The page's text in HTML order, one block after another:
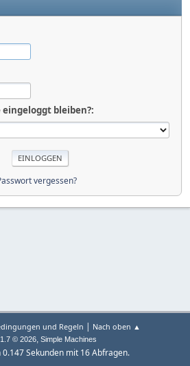
bleiben?:
vergessen?
und Regeln | Nach oben ▲
© 2026, Simple Machines
Sekunden mit 16 Abfragen.